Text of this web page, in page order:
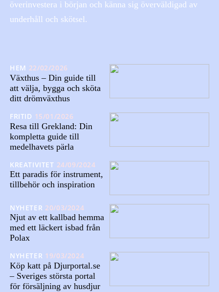
överinvestera i början och känna sig överväldigad av
underhåll och skötsel.
HEM 22/02/2026
Växthus – Din guide till
att välja, bygga och sköta
ditt drömväxthus
FRITID 15/01/2026
Resa till Grekland: Din
kompletta guide till
medelhavets pärla
KREATIVITET 24/09/2024
Ett paradis för instrument,
tillbehör och inspiration
NYHETER 20/03/2024
Njut av ett kallbad hemma
med ett läckert isbad från
Polax
NYHETER 19/03/2024
Köp katt på Djurportal.se
– Sveriges största portal
för försäljning av husdjur